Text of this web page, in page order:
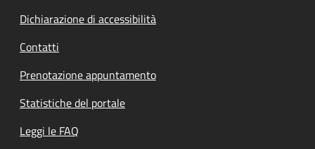
Dichiarazione di accessibilità
Contatti
Prenotazione appuntamento
Statistiche del portale
Leggi le FAQ